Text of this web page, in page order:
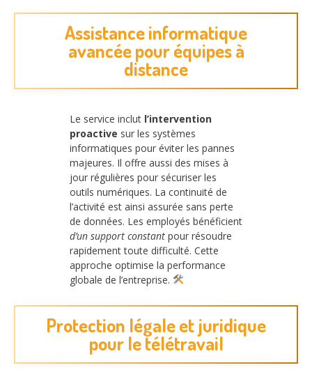
Assistance informatique
avancée pour équipes à
distance
Le service inclut l’intervention
proactive sur les systèmes
informatiques pour éviter les pannes
majeures. Il offre aussi des mises à
jour régulières pour sécuriser les
outils numériques. La continuité de
l’activité est ainsi assurée sans perte
de données. Les employés bénéficient
d’un support constant pour résoudre
rapidement toute difficulté. Cette
approche optimise la performance
globale de l’entreprise.
Protection légale et juridique
pour le télétravail